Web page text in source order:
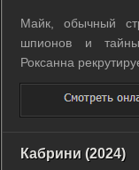
Майк, обычный
шпионов и
Роксанна
Кабрини (2024)